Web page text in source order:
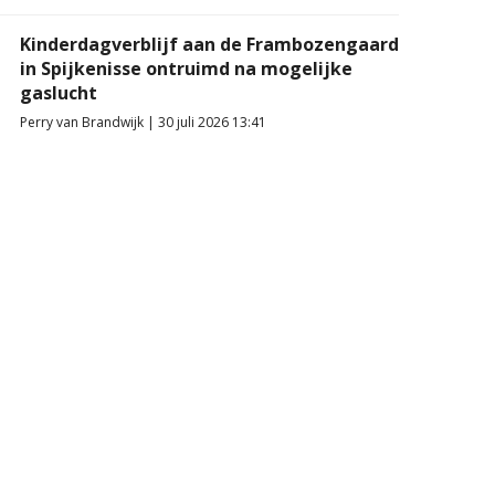
Kinderdagverblijf aan de Frambozengaard
in Spijkenisse ontruimd na mogelijke
gaslucht
Perry van Brandwijk | 30 juli 2026 13:41